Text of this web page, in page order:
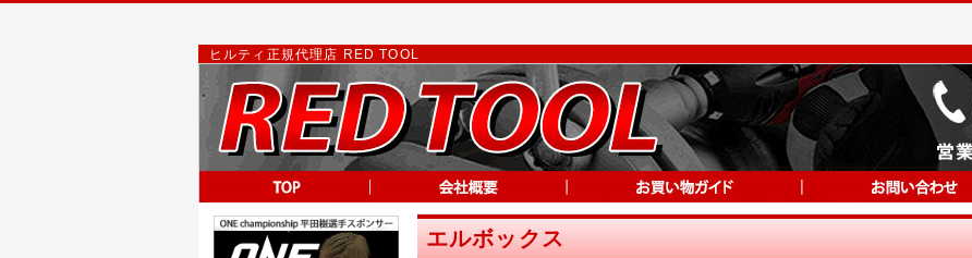
ヒルティ正規代理店 RED TOOL
エルボックス